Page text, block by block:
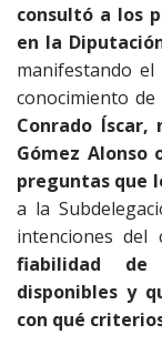
consultó a los
en la
manifestando
conocimiento de
Conrado Íscar,
Gómez Alonso
preguntas que
a la
intenciones del
fiabilidad
disponibles y
con qué